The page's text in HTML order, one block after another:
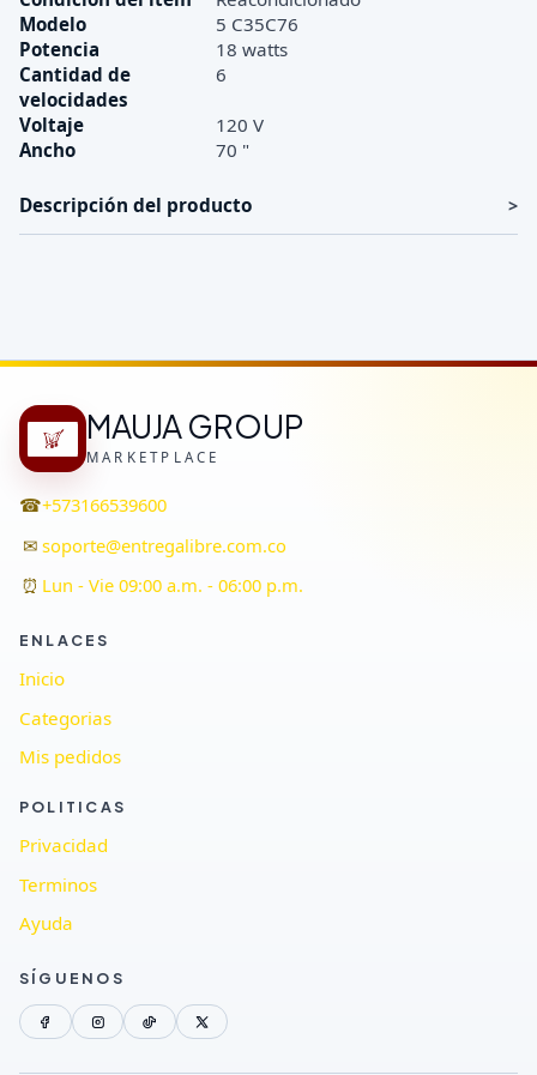
Modelo
5 C35C76
Potencia
18 watts
Cantidad de
velocidades
6
Voltaje
120 V
Ancho
70 "
Descripción del producto
MAUJA GROUP
MARKETPLACE
☎+573166539600
✉ soporte@entregalibre.com.co
⏰ Lun - Vie 09:00 a.m. - 06:00 p.m.
ENLACES
Inicio
Categorias
Mis pedidos
POLITICAS
Privacidad
Terminos
Ayuda
SÍGUENOS